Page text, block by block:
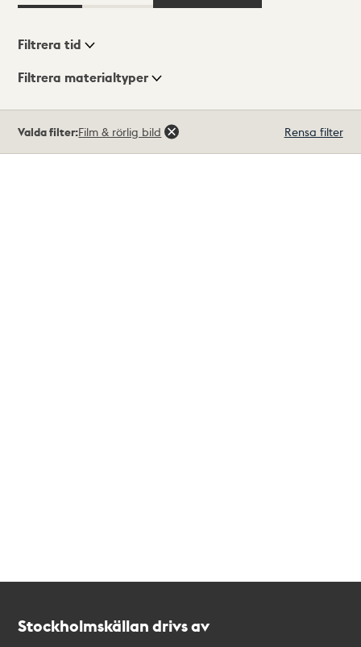
Visningsläge
Filtrera tid
Filtrera materialtyper
träffar
Valda filter:Film & rörlig bild Rensa filter
Stockholmskällan drivs av